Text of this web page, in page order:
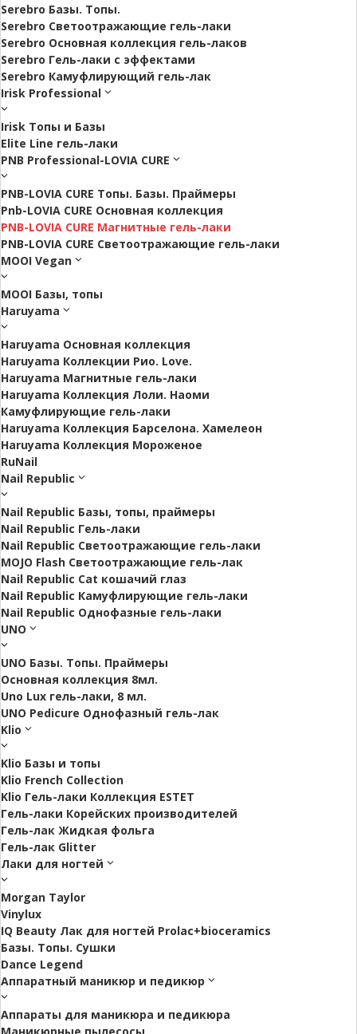
Serebro Базы. Топы.
Serebro Светоотражающие гель-лаки
Serebro Основная коллекция гель-лаков
Serebro Гель-лаки с эффектами
Serebro Камуфлирующий гель-лак
Irisk Professional
Irisk Топы и Базы
Elite Line гель-лаки
PNB Professional-LOVIA CURE
PNB-LOVIA CURE Топы. Базы. Праймеры
Pnb-LOVIA CURE Основная коллекция
PNB-LOVIA CURE Магнитные гель-лаки
PNB-LOVIA CURE Cветоотражающие гель-лаки
MOOI Vegan
MOOI Базы, топы
Haruyama
Haruyama Основная коллекция
Haruyama Коллекции Рио. Love.
Haruyama Магнитные гель-лаки
Haruyama Коллекция Лоли. Наоми
Камуфлирующие гель-лаки
Haruyama Коллекция Барселона. Хамелеон
Haruyama Коллекция Мороженое
RuNail
Nail Republic
Nail Republic Базы, топы, праймеры
Nail Republic Гель-лаки
Nail Republic Светоотражающие гель-лаки
MOJO Flash Светоотражающие гель-лак
Nail Republic Cat кошачий глаз
Nail Republic Камуфлирующие гель-лаки
Nail Republic Однофазные гель-лаки
UNO
UNO Базы. Топы. Праймеры
Основная коллекция 8мл.
Uno Lux гель-лаки, 8 мл.
UNO Pedicure Однофазный гель-лак
Klio
Klio Базы и топы
Klio French Collection
Klio Гель-лаки Коллекция ESTET
Гель-лаки Корейских производителей
Гель-лак Жидкая фольга
Гель-лак Glitter
Лаки для ногтей
Morgan Taylor
Vinylux
IQ Beauty Лак для ногтей Prolac+bioceramics
Базы. Топы. Сушки
Dance Legend
Аппаратный маникюр и педикюр
Аппараты для маникюра и педикюра